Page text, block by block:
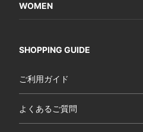
WOMEN
SHOPPING GUIDE
ご利用ガイド
よくあるご質問